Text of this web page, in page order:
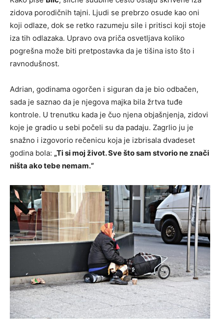
zidova porodičnih tajni. Ljudi se prebrzo osude kao oni
koji odlaze, dok se retko razumeju sile i pritisci koji stoje
iza tih odlazaka. Upravo ova priča osvetljava koliko
pogrešna može biti pretpostavka da je tišina isto što i
ravnodušnost.
Adrian, godinama ogorčen i siguran da je bio odbačen,
sada je saznao da je njegova majka bila žrtva tuđe
kontrole. U trenutku kada je čuo njena objašnjenja, zidovi
koje je gradio u sebi počeli su da padaju. Zagrlio ju je
snažno i izgovorio rečenicu koja je izbrisala dvadeset
godina bola: „Ti si moj život. Sve što sam stvorio ne znači
ništa ako tebe nemam.“